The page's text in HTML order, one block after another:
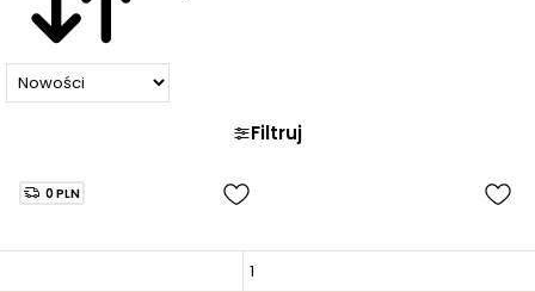
Filtruj
0 PLN